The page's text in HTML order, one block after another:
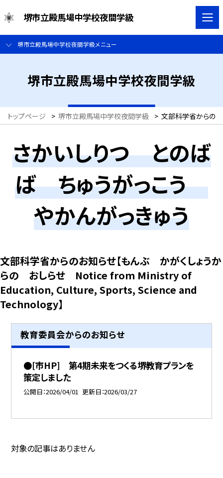
堺市立殿馬場中学校夜間学級
堺市立殿馬場中学校夜間学級メニュー
堺市立殿馬場中学校夜間学級
トップページ > 堺市立殿馬場中学校夜間学級 > 文部科学省からの
さかいしりつ とのば
ば ちゅうがっこう
やかんがっきゅう
文部科学省からのお知らせ【もんぶ かがくしょうか
らの おしらせ Notice from Ministry of
Education, Culture, Sports, Science and
Technology】
教育委員会からのお知らせ
●[市HP] 第4期未来をつくる堺教育プランを
策定しました
公開日 2026/04/01 更新日 2026/03/27
対象の記事はありません